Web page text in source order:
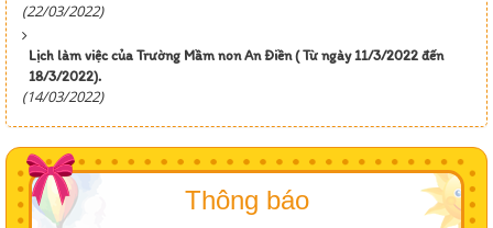
(22/03/2022)
Lịch làm việc của Trường Mầm non An Điền ( Từ ngày 11/3/2022 đến
18/3/2022).
(14/03/2022)
Thông báo